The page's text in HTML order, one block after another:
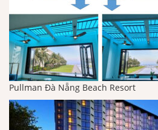
Pullman Đà Nẵng Beach Resort